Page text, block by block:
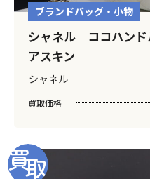
ブランドバッグ・小物
シャネル ココハン
アスキン
シャネル
買取価格